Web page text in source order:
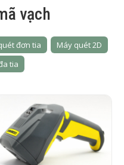
vạch
đơn tia
Máy quét 2D
tia